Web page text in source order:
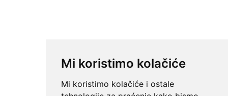
Mi koristimo kolačiće
Mi koristimo kolačiće i ostale